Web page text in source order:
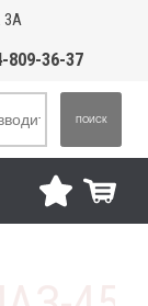
3А
809-36-37
ПОИСК